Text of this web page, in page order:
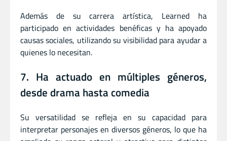
Además de su carrera artística, Learned ha
participado en actividades benéficas y ha apoyado
causas sociales, utilizando su visibilidad para ayudar a
quienes lo necesitan.
7. Ha actuado en múltiples géneros,
desde drama hasta comedia
Su versatilidad se refleja en su capacidad para
interpretar personajes en diversos géneros, lo que ha